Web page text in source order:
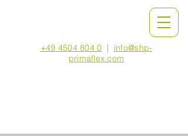
+49 4504 804 0 |
info@shp-
primaflex.com